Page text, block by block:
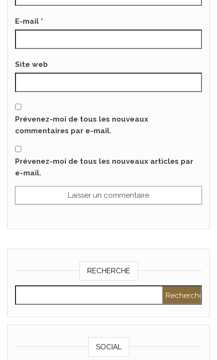
E-mail *
Site web
Prévenez-moi de tous les nouveaux
commentaires par e-mail.
Prévenez-moi de tous les nouveaux articles par
e-mail.
RECHERCHE
SOCIAL